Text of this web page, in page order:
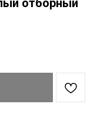
отборный